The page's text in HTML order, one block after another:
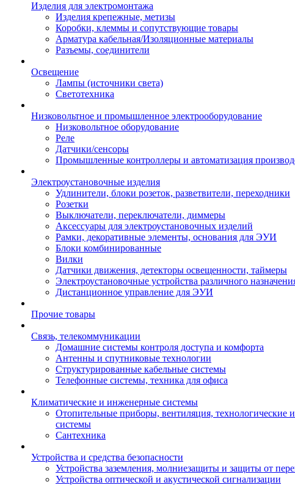
Изделия для электромонтажа
Изделия крепежные, метизы
Коробки, клеммы и сопутствующие товары
Арматура кабельная/Изоляционные материалы
Разъемы, соединители
Освещение
Лампы (источники света)
Светотехника
Низковольтное и промышленное электрооборудование
Низковольтное оборудование
Реле
Датчики/сенсоры
Промышленные контроллеры и автоматизация
Электроустановочные изделия
Удлинители, блоки розеток, разветвители, переходники
Розетки
Выключатели, переключатели, диммеры
Аксессуары для электроустановочных изделий
Рамки, декоративные элементы, основания для ЭУИ
Блоки комбинированные
Вилки
Датчики движения, детекторы освещенности, таймеры
Электроустановочные устройства различного
Дистанционное управление для ЭУИ
Прочие товары
Связь, телекоммуникации
Домашние системы контроля доступа и комфорта
Антенны и спутниковые технологии
Структурированные кабельные системы
Телефонные системы, техника для офиса
Климатические и инженерные системы
Отопительные приборы, вентиляция, технологические
системы
Сантехника
Устройства и средства безопасности
Устройства заземления, молниезащиты и защиты от
Устройства оптической и акустической сигнализации